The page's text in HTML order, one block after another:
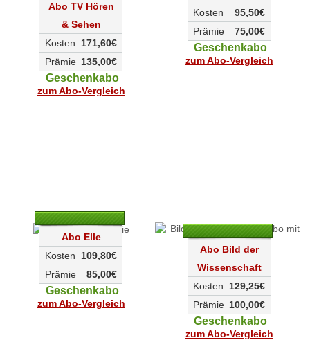
Abo TV Hören
& Sehen
171,60€
Kosten
135,00€
Prämie
Geschenkabo
zum Abo-Vergleich
95,50€
Kosten
75,00€
Prämie
Geschenkabo
zum Abo-Vergleich
Abo Elle
109,80€
Kosten
85,00€
Prämie
Geschenkabo
zum Abo-Vergleich
Abo Bild der
Wissenschaft
129,25€
Kosten
100,00€
Prämie
Geschenkabo
zum Abo-Vergleich